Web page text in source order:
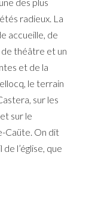
radieux. La
accueille, de
de théâtre et un
et de la
le terrain
sur les
sur le
Caüte. On dit
l’église, que